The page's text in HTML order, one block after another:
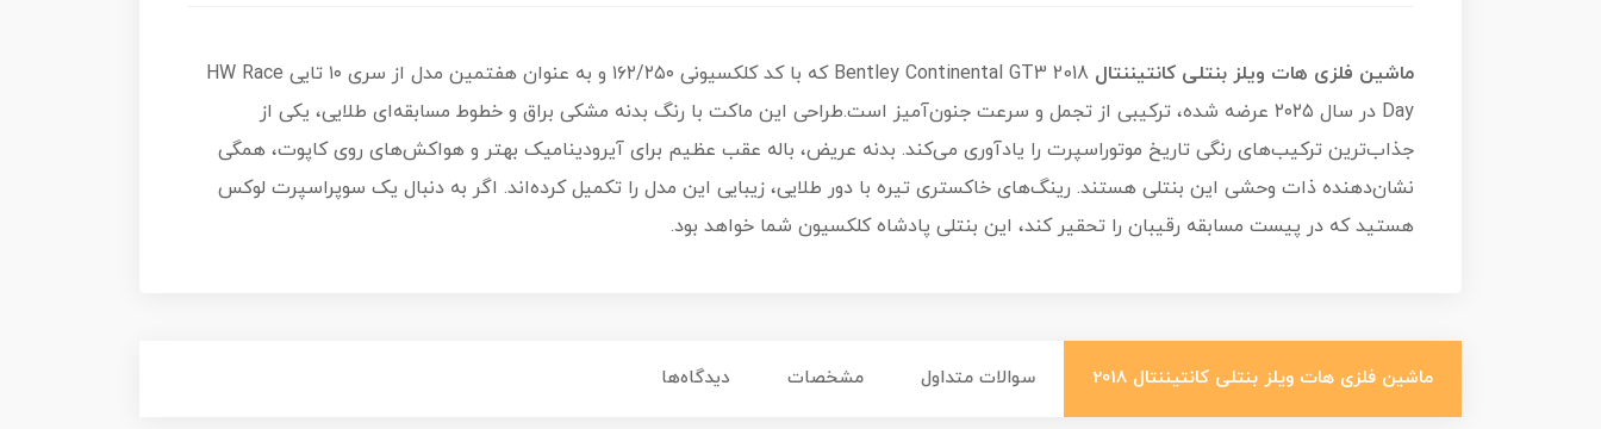
ماشین فلزی هات ویلز بنتلی کانتیننتال
2018 Bentley Continental GT3 که با کد کلکسیونی ۱۶۲/۲۵۰ و به عنوان هفتمین مدل از سری ۱۰ تایی HW Race
Day در سال ۲۰۲۵ عرضه شده، ترکیبی از تجمل و سرعت جنون‌آمیز است.طراحی این ماکت با رنگ بدنه مشکی براق و خطوط مسابقه‌ای طلایی، یکی از
جذاب‌ترین ترکیب‌های رنگی تاریخ موتوراسپرت را یادآوری می‌کند. بدنه عریض، باله عقب عظیم برای آیرودینامیک بهتر و هواکش‌های روی کاپوت، همگی
نشان‌دهنده ذات وحشی این بنتلی هستند. رینگ‌های خاکستری تیره با دور طلایی، زیبایی این مدل را تکمیل کرده‌اند. اگر به دنبال یک سوپراسپرت لوکس
هستید که در پیست مسابقه رقیبان را تحقیر کند، این بنتلی پادشاه کلکسیون شما خواهد بود.
ماشین فلزی هات ویلز بنتلی کانتیننتال 2018 سوالات متداول مشخصات دیدگاه‌ها